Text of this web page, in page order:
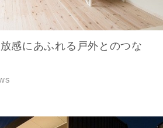
感にあふれる戸外とのつな